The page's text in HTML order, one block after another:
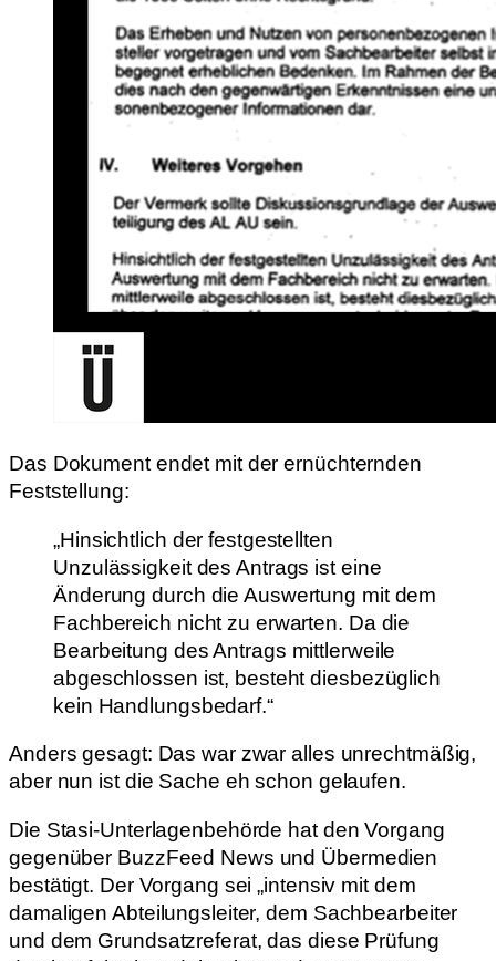
Das Dokument endet mit der ernüchternden
Feststellung:
„Hinsichtlich der festgestellten
Unzulässigkeit des Antrags ist eine
Änderung durch die Auswertung mit dem
Fachbereich nicht zu erwarten. Da die
Bearbeitung des Antrags mittlerweile
abgeschlossen ist, besteht diesbezüglich
kein Handlungsbedarf.“
Anders gesagt: Das war zwar alles unrechtmäßig,
aber nun ist die Sache eh schon gelaufen.
Die Stasi-Unterlagenbehörde hat den Vorgang
gegenüber BuzzFeed News und Übermedien
bestätigt. Der Vorgang sei „intensiv mit dem
damaligen Abteilungsleiter, dem Sachbearbeiter
und dem Grundsatzreferat, das diese Prüfung